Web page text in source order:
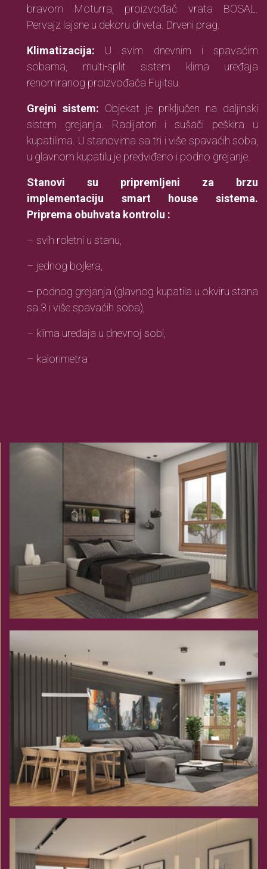
bravom Moturra, proizvođač vrata BOSAL.
Pervajz lajsne u dekoru drveta. Drveni prag.
Klimatizacija: U svim dnevnim i spavaćim
sobama, multi-split sistem klima uređaja
renomiranog proizvođača Fujitsu.
Grejni sistem: Objekat je priključen na daljinski
sistem grejanja. Radijatori i sušači peškira u
kupatilima. U stanovima sa tri i više spavaćih soba,
u glavnom kupatilu je predviđeno i podno grejanje.
Stanovi su pripremljeni za brzu
implementaciju smart house sistema.
Priprema obuhvata kontrolu :
– svih roletni u stanu,
– jednog bojlera,
– podnog grejanja (glavnog kupatila u okviru stana
sa 3 i više spavaćih soba),
– klima uređaja u dnevnoj sobi,
– kalorimetra